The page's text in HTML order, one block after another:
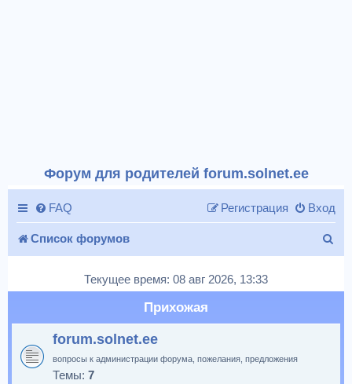
Форум для родителей forum.solnet.ee
FAQ Вход
Регистрация
Список форумов
и
Текущее время: 08 авг 2026, 13:33
Прихожая
forum.solnet.ee
вопросы к администрации форума, пожелания, предложения
Темы: 7